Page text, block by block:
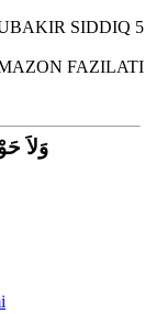
SIDDIQ 5
FAZILATI
وَلاَ